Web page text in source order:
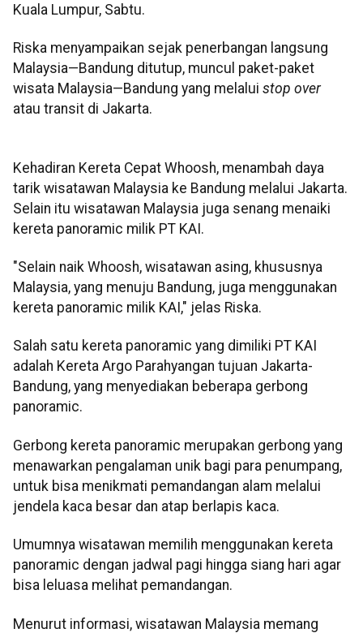
Kuala Lumpur, Sabtu.
Riska menyampaikan sejak penerbangan langsung
Malaysia—Bandung ditutup, muncul paket-paket
wisata Malaysia—Bandung yang melalui stop over
atau transit di Jakarta.
Kehadiran Kereta Cepat Whoosh, menambah daya
tarik wisatawan Malaysia ke Bandung melalui Jakarta.
Selain itu wisatawan Malaysia juga senang menaiki
kereta panoramic milik PT KAI.
"Selain naik Whoosh, wisatawan asing, khususnya
Malaysia, yang menuju Bandung, juga menggunakan
kereta panoramic milik KAI," jelas Riska.
Salah satu kereta panoramic yang dimiliki PT KAI
adalah Kereta Argo Parahyangan tujuan Jakarta-
Bandung, yang menyediakan beberapa gerbong
panoramic.
Gerbong kereta panoramic merupakan gerbong yang
menawarkan pengalaman unik bagi para penumpang,
untuk bisa menikmati pemandangan alam melalui
jendela kaca besar dan atap berlapis kaca.
Umumnya wisatawan memilih menggunakan kereta
panoramic dengan jadwal pagi hingga siang hari agar
bisa leluasa melihat pemandangan.
Menurut informasi, wisatawan Malaysia memang